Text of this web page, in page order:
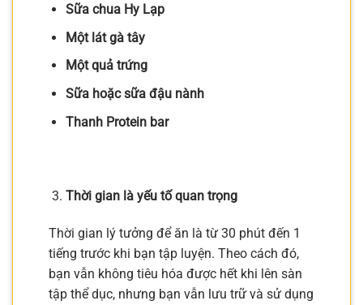
Sữa chua Hy Lạp
Một lát gà tây
Một quả trứng
Sữa hoặc sữa đậu nành
Thanh Protein bar
Thời gian là yếu tố quan trọng
Thời gian lý tưởng để ăn là từ 30 phút đến 1
tiếng trước khi bạn tập luyện. Theo cách đó,
bạn vẫn không tiêu hóa được hết khi lên sàn
tập thể dục, nhưng bạn vẫn lưu trữ và sử dụng